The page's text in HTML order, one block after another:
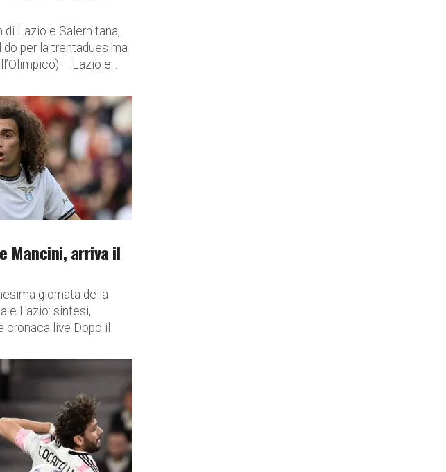
di Lazio e Salernitana,
per la trentaduesima
– Lazio e...
Mancini, arriva il
giornata della
e Lazio: sintesi,
cronaca live Dopo il